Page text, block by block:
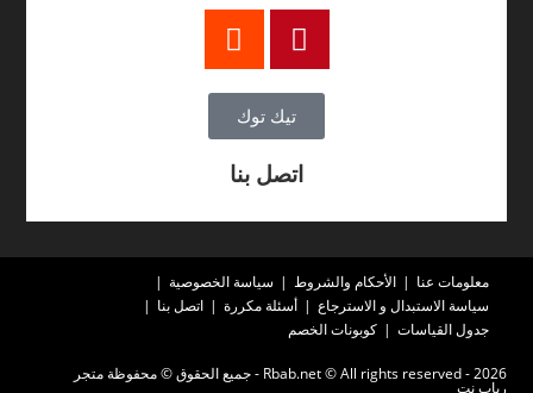
تيك توك
اتصل بنا
معلومات عنا الأحكام والشروط
سياسة الخصوصية
سياسة الاستبدال و الاسترجاع
أسئلة مكررة
اتصل بنا
جدول القياسات
كوبونات الخصم
2026 - Rbab.net © All rights reserved - جميع الحقوق © محفوظة متجر
رباب نت